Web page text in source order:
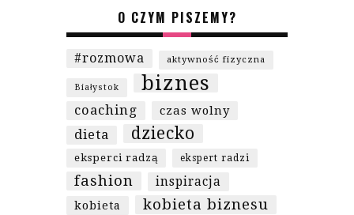
O CZYM PISZEMY?
#rozmowa aktywność fizyczna
Białystok biznes
coaching czas wolny
dieta dziecko
eksperci radzą ekspert radzi
fashion inspiracja
kobieta kobieta biznesu